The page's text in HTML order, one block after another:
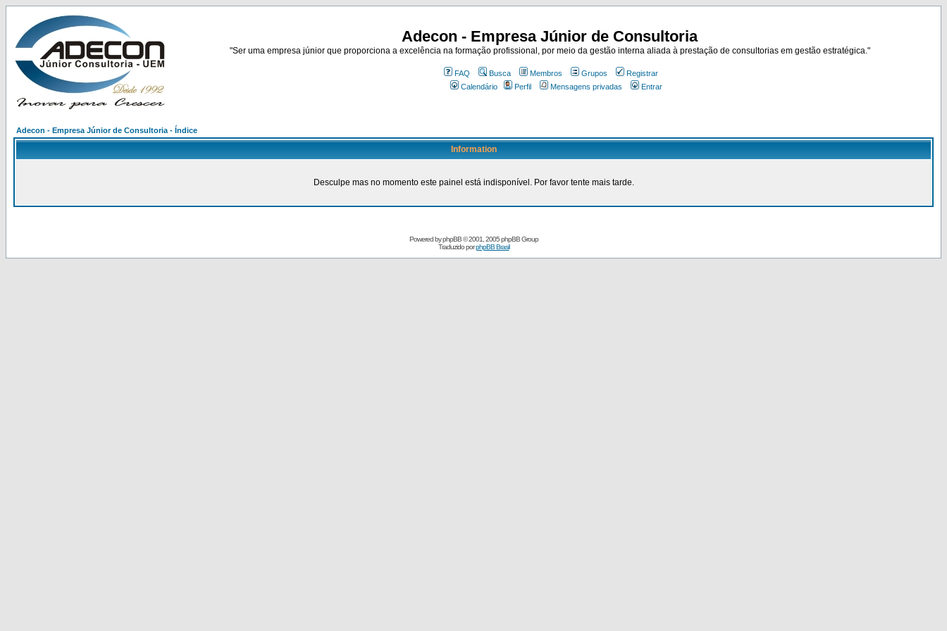
Adecon - Empresa Júnior de Consultoria
"Ser uma empresa júnior que proporciona a excelência na formação profissional, por meio da gestão interna aliada à prestação de consultorias em gestão estratégica."
FAQ Busca Membros Grupos
Registrar
Calendário
Perfil Mensagens privadas Entrar
Adecon - Empresa Júnior de Consultoria - Índice
Information
Desculpe mas no momento este painel está indisponível. Por favor tente mais tarde.
Powered byphpBB© 2001, 2005 phpBB Group
Traduzido porphpBB Brasil